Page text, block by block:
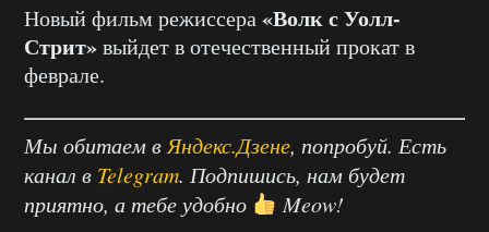
Новый фильм режиссера«Волк с Уолл-
Стрит»выйдет в отечественный прокат в
феврале.
Мы обитаем в Яндекс.Дзене, попробуй. Есть
канал в Telegram. Подпишись, нам будет
приятно, а тебе удобно
Meow!